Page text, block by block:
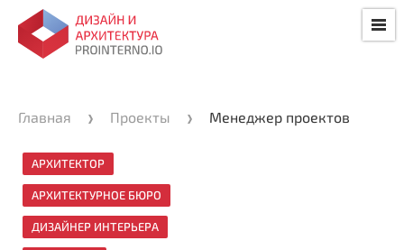
Главная Проекты Менеджер проектов
АРХИТЕКТОР
АРХИТЕКТУРНОЕ БЮРО
ДИЗАЙНЕР ИНТЕРЬЕРА